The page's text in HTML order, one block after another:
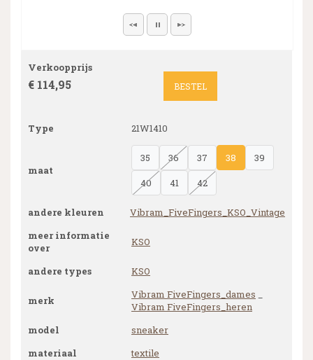
Verkoopprijs
€ 114,95 BESTEL
Type 21W1410
maat
35 36 37 38
39
40
41 42
andere kleuren
Vibram_FiveFingers_KSO_Vintage
meer informatie
over
KSO
andere types KSO
merk Vibram FiveFingers_dames
Vibram FiveFingers_heren
model
sneaker
materiaal
textile